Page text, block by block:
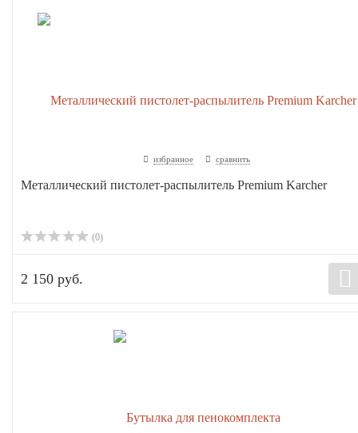
избранное сравнить
Металлический пистолет-распылитель Premium Karcher
(0)
2 150 руб.